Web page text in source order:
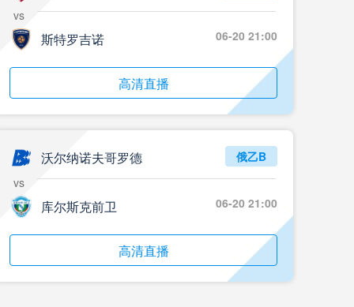
vs
斯特罗吉诺 06-20 21:00
高清直播
沃尔纳诺夫哥罗德
vs
库尔斯克前卫
俄乙B
06-20 21:00
高清直播